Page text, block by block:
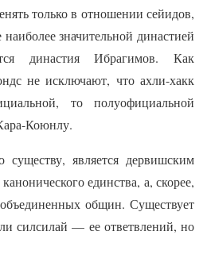
только в отношении сейидов,
значительной династией
династия Ибрагимов. Как
не исключают, что ахли-хакк
то полуофициальной
Коюнлу.
существу, является дервишским
единства, а, скорее,
общин. Существует
силсилай — ее ответвлений, но